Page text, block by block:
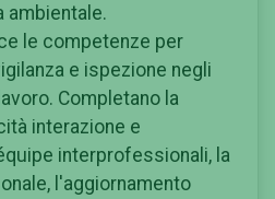
ambientale.
le competenze per
e ispezione negli
Completano la
interazione e
interprofessionali, la
l'aggiornamento